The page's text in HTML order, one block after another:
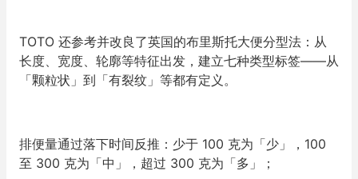
TOTO 还参考并改良了英国的布里斯托大便分型法：从
长度、宽度、轮廓等特征出发，建立七种类型标签——从
「颗粒状 」 到 「有裂纹 」 等都有定义。
排便量通过落下时间反推：少于 100 克为 「少 」
，100
至 300 克为 「中 」 ，超过 300 克为 「多 」 ；